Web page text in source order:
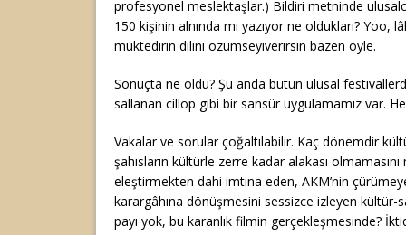
profesyonel meslektaşlar.) Bildiri metninde
150 kişinin alnında mı yazıyor ne oldukları? Yoo,
muktedirin dilini özümseyiverirsin bazen öyle.
Sonuçta ne oldu? Şu anda bütün ulusal
sallanan cillop gibi bir sansür uygulamamız var.
Vakalar ve sorular çoğaltılabilir. Kaç dönemdir
şahısların kültürle zerre kadar alakası
eleştirmekten dahi imtina eden, AKM’nin çürümeye
karargâhına dönüşmesini sessizce izleyen kültür-
payı yok, bu karanlık filmin gerçekleşmesinde?